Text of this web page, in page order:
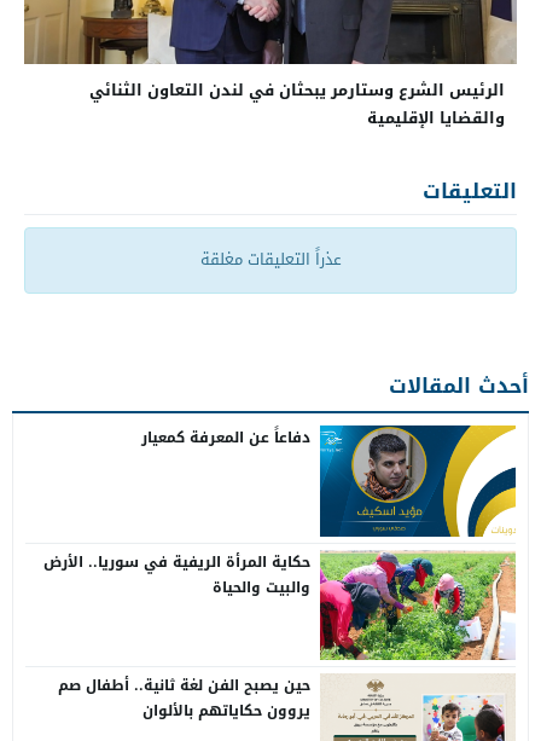
الرئيس الشرع وستارمر يبحثان في لندن التعاون الثنائي
والقضايا الإقليمية
التعليقات
عذراً التعليقات مغلقة
أحدث المقالات
دفاعاً عن المعرفة كمعيار
حكاية المرأة الريفية في سوريا.. الأرض
والبيت والحياة
حين يصبح الفن لغة ثانية.. أطفال صم
يروون حكاياتهم بالألوان